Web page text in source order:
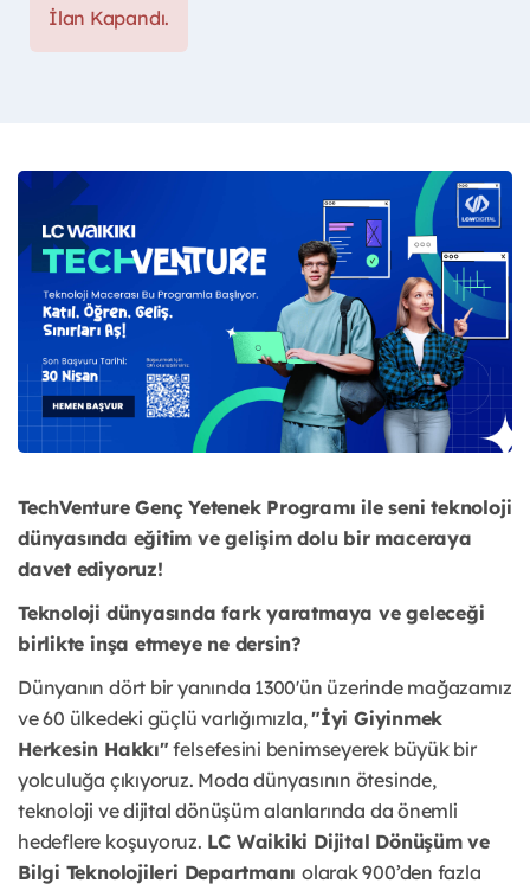
İlan Kapandı.
TechVenture Genç Yetenek Programı ile seni teknoloji
dünyasında eğitim ve gelişim dolu bir maceraya
davet ediyoruz!
Teknoloji dünyasında fark yaratmaya ve geleceği
birlikte inşa etmeye ne dersin?
Dünyanın dört bir yanında 1300'ün üzerinde mağazamız
ve 60 ülkedeki güçlü varlığımızla,"İyi Giyinmek
Herkesin Hakkı" felsefesini benimseyerek büyük bir
yolculuğa çıkıyoruz. Moda dünyasının ötesinde,
teknoloji ve dijital dönüşüm alanlarında da önemli
hedeflere koşuyoruz. LC Waikiki Dijital Dönüşüm ve
Bilgi Teknolojileri Departmanıolarak 900’den fazla